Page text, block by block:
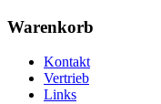
Warenkorb
Kontakt
Vertrieb
Links